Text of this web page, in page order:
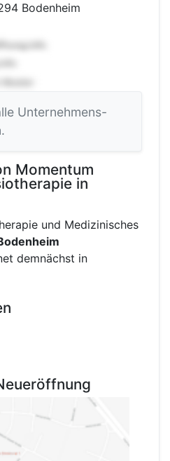
Bodenheim
Unternehmens-
Momentum
in
und Medizinisches
demnächst in